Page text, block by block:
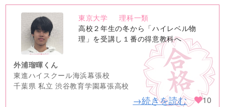
no
image
東京大学
理科一類
高校２年生の冬から「ハイレベル物
理」を受講し１番の得意教科へ
外浦瑠暉くん
東進ハイスクール海浜幕張校
千葉県 私立 渋谷教育学園幕張高校
→続きを読む 10